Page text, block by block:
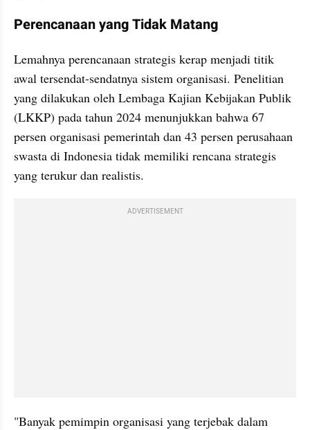
Perencanaan yang Tidak Matang
Lemahnya perencanaan strategis kerap menjadi titik
awal tersendat-sendatnya sistem organisasi. Penelitian
yang dilakukan oleh Lembaga Kajian Kebijakan Publik
(LKKP) pada tahun 2024 menunjukkan bahwa 67
persen organisasi pemerintah dan 43 persen perusahaan
swasta di Indonesia tidak memiliki rencana strategis
yang terukur dan realistis.
ADVERTISEMENT
"Banyak pemimpin organisasi yang terjebak dalam